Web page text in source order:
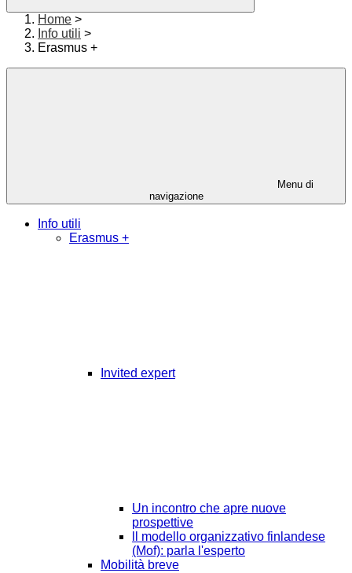
Home >
Info utili >
Erasmus +
Menu di
navigazione
Info utili
Erasmus +
Invited expert
Un incontro che apre nuove
prospettive
ll modello organizzativo finlandese
(Mof): parla l'esperto
Mobilità breve